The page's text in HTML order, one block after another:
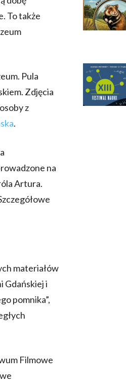
To także
Pula
Zdjęcia
z
.
na
Artura.
materiałów
Gdańskiej i
pomnika”,
Filmowe